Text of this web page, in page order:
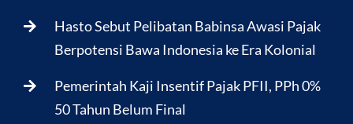
Hasto Sebut Pelibatan Babinsa Awasi Pajak
Berpotensi Bawa Indonesia ke Era Kolonial
Pemerintah Kaji Insentif Pajak PFII, PPh 0%
50 Tahun Belum Final